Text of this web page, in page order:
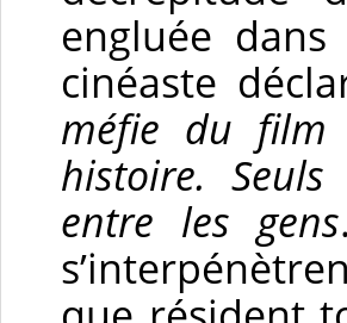
engluée
cinéaste
méfie du film
histoire.
entre les gens